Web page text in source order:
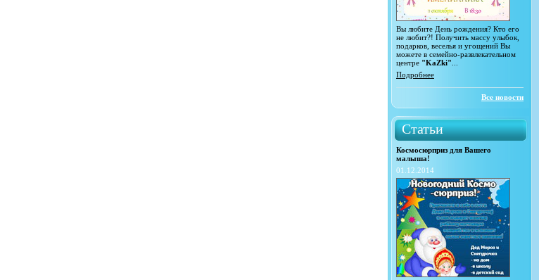
Вы любите День рождения? Кто его
не любит?! Получить массу улыбок,
подарков, веселья и угощений Вы
можете в семейно-развлекательном
центре "KaZki"
Подробнее
Все новости
Статьи
Космосюрприз для Вашего
малыша!
01.12.2014